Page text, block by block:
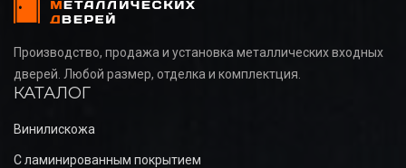
Производство, продажа и установка металлических входных
дверей. Любой размер, отделка и комплектция.
КАТАЛОГ
Винилискожа
С ламинированным покрытием